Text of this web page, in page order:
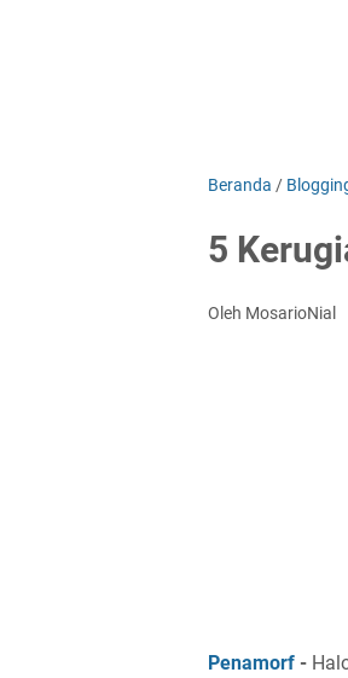
Beranda /
5
Oleh MosarioNial
Penamorf -